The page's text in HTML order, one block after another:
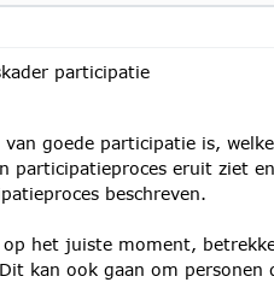
participatie
goede participatie is,
participatieproces eruit ziet
beschreven.
het juiste moment,
kan ook gaan om personen